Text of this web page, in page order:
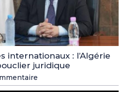
internationaux : l’Algérie
juridique